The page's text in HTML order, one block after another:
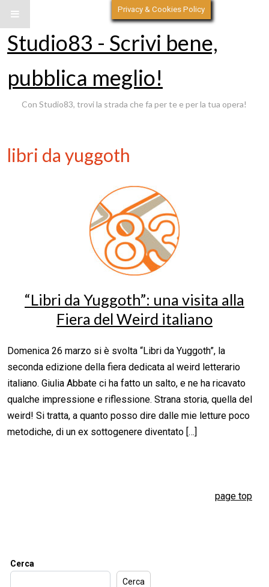
Studio83 - Scrivi bene,
pubblica meglio!
Con Studio83, trovi la strada che fa per te e per la tua opera!
libri da yuggoth
“Libri da Yuggoth”: una visita alla
Fiera del Weird italiano
Domenica 26 marzo si è svolta “Libri da Yuggoth”, la
seconda edizione della fiera dedicata al weird letterario
italiano. Giulia Abbate ci ha fatto un salto, e ne ha ricavato
qualche impressione e riflessione. Strana storia, quella del
weird! Si tratta, a quanto posso dire dalle mie letture poco
metodiche, di un ex sottogenere diventato […]
page top
Cerca
Cerca
Privacy & Cookies Policy